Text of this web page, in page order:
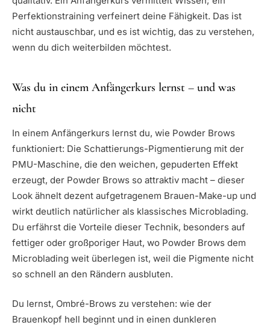
Perfektionstraining verfeinert deine Fähigkeit. Das ist
nicht austauschbar, und es ist wichtig, das zu verstehen,
wenn du dich weiterbilden möchtest.
Was du in einem Anfängerkurs lernst – und was
nicht
In einem Anfängerkurs lernst du, wie Powder Brows
funktioniert: Die Schattierungs-Pigmentierung mit der
PMU-Maschine, die den weichen, gepuderten Effekt
erzeugt, der Powder Brows so attraktiv macht – dieser
Look ähnelt dezent aufgetragenem Brauen-Make-up und
wirkt deutlich natürlicher als klassisches Microblading.
Du erfährst die Vorteile dieser Technik, besonders auf
fettiger oder großporiger Haut, wo Powder Brows dem
Microblading weit überlegen ist, weil die Pigmente nicht
so schnell an den Rändern ausbluten.
Du lernst, Ombré-Brows zu verstehen: wie der
Brauenkopf hell beginnt und in einen dunkleren